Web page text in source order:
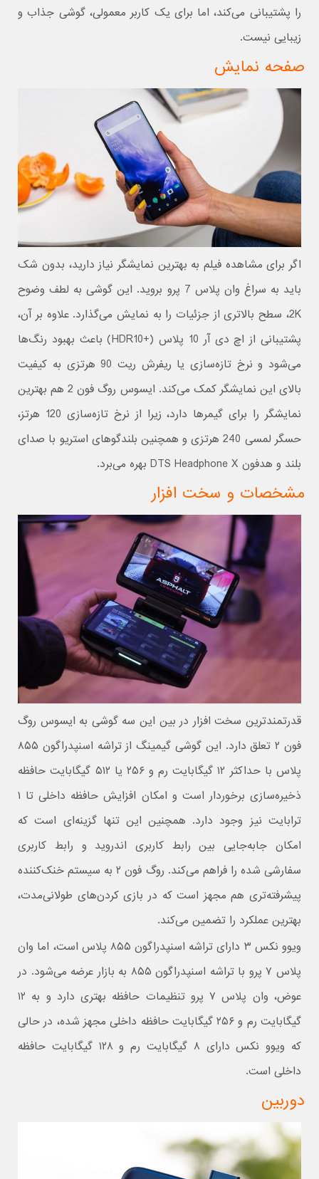
را پشتیبانی می‌کند، اما برای یک کاربر معمولی، گوشی جذاب و
زیبایی نیست.
صفحه نمایش
اگر برای مشاهده فیلم به بهترین نمایشگر نیاز دارید، بدون شک
باید به سراغ وان پلاس 7 پرو بروید. این گوشی به لطف وضوح
2K، سطح بالاتری از جزئیات را به نمایش می‌گذارد. علاوه بر آن،
پشتیبانی از اچ دی آر 10 پلاس (+HDR10) باعث بهبود رنگ‌ها
می‌شود و نرخ تازه‌سازی یا ریفرش ریت 90 هرتزی به کیفیت
بالای این نمایشگر کمک می‌کند. ایسوس روگ فون 2 هم بهترین
نمایشگر را برای گیمرها دارد، زیرا از نرخ تازه‌سازی 120 هرتز،
حسگر لمسی 240 هرتزی و همچنین بلندگوهای استریو با صدای
بلند و هدفون DTS Headphone X بهره می‌برد.
مشخصات و سخت افزار
قدرتمندترین سخت افزار در بین این سه گوشی به ایسوس روگ
فون ۲ تعلق دارد. این گوشی گیمینگ از تراشه اسنپدراگون ۸۵۵
پلاس با حداکثر ۱۲ گیگابایت رم و ۲۵۶ یا ۵۱۲ گیگابایت حافظه
ذخیره‌سازی برخوردار است و امکان افزایش حافظه داخلی تا ۱
ترابایت نیز وجود دارد. همچنین این تنها گزینه‌ای است که
امکان جابه‌جایی بین رابط کاربری اندروید و رابط کاربری
سفارشی شده را فراهم می‌کند. روگ فون ۲ به سیستم خنک‌کننده
پیشرفته‌تری هم مجهز است که در بازی کردن‌های طولانی‌مدت،
بهترین عملکرد را تضمین می‌کند.
ویوو نکس ۳ دارای تراشه اسنپدراگون ۸۵۵ پلاس است، اما وان
پلاس ۷ پرو با تراشه اسنپدراگون ۸۵۵ به بازار عرضه می‌شود. در
عوض، وان پلاس ۷ پرو تنظیمات حافظه بهتری دارد و به ۱۲
گیگابایت رم و ۲۵۶ گیگابایت حافظه داخلی مجهز شده، در حالی
که ویوو نکس دارای ۸ گیگابایت رم و ۱۲۸ گیگابایت حافظه
داخلی است.
دوربین